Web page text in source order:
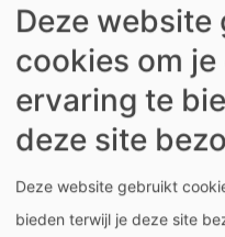
8930 Menen
België
056 527 100
NU GESLOTEN
Deze
cookies om
ervaring te
deze site
Deze website gebruikt
bieden terwijl je deze site